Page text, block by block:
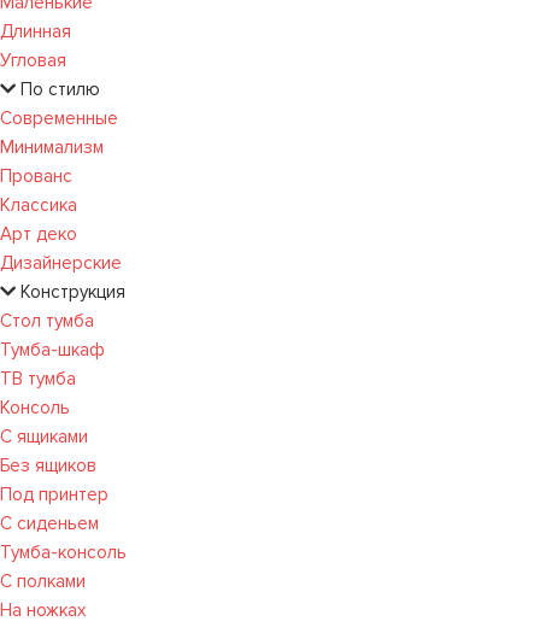
Длинная
Угловая
По стилю
Современные
Минимализм
Прованс
Классика
Арт деко
Дизайнерские
Конструкция
Стол тумба
Тумба-шкаф
ТВ тумба
Консоль
С ящиками
Без ящиков
Под принтер
С сиденьем
Тумба-консоль
С полками
На ножках